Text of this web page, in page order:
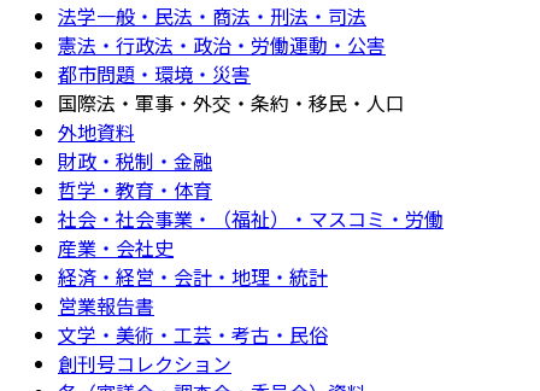
法学一般・民法・商法・刑法・司法
憲法・行政法・政治・労働運動・公害
都市問題・環境・災害
国際法・軍事・外交・条約・移民・人口
外地資料
財政・税制・金融
哲学・教育・体育
社会・社会事業・（福祉）・マスコミ・労働
産業・会社史
経済・経営・会計・地理・統計
営業報告書
文学・美術・工芸・考古・民俗
創刊号コレクション